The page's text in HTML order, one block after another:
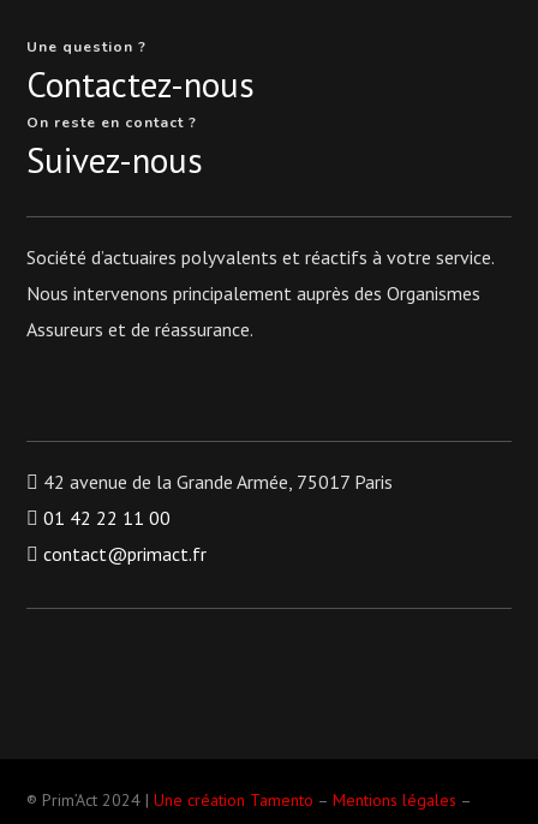
Une question ?
Contactez-nous
On reste en contact ?
Suivez-nous
Société d’actuaires polyvalents et réactifs à votre service.
Nous intervenons principalement auprès des Organismes
Assureurs et de réassurance.
42 avenue de la Grande Armée, 75017 Paris
01 42 22 11 00
contact@primact.fr
® Prim’Act 2024 |Une création Tamento –Mentions légales –